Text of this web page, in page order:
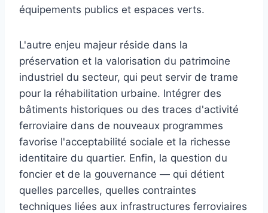
équipements publics et espaces verts.
L'autre enjeu majeur réside dans la
préservation et la valorisation du patrimoine
industriel du secteur, qui peut servir de trame
pour la réhabilitation urbaine. Intégrer des
bâtiments historiques ou des traces d'activité
ferroviaire dans de nouveaux programmes
favorise l'acceptabilité sociale et la richesse
identitaire du quartier. Enfin, la question du
foncier et de la gouvernance — qui détient
quelles parcelles, quelles contraintes
techniques liées aux infrastructures ferroviaires